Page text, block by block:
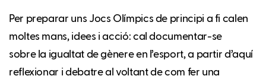
Per preparar uns Jocs Olímpics de principi a fi calen
moltes mans, idees i acció: cal documentar-se
sobre la igualtat de gènere en l’esport, a partir d’aquí
reflexionar i debatre al voltant de com fer una